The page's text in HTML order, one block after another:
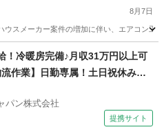
8月7日
ウスメーカー案件の増加に伴い、エアコン
の他 業務委託
！冷暖房完備♪月収31万円以上可
作業】日勤専属！土日祝休み！
無料送迎バスあり！
パン株式会社
提携サイト